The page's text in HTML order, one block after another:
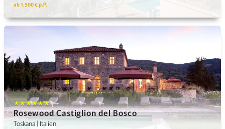
ab 1.500 € p.P.
★★★★★★
Rosewood Castiglion del Bosco
Toskana | Italien